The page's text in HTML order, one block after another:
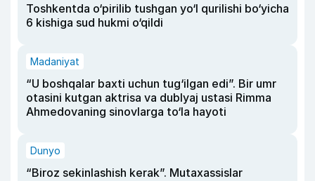
Toshkentda o‘pirilib tushgan yo‘l qurilishi bo‘yicha
6 kishiga sud hukmi o‘qildi
Madaniyat
“U boshqalar baxti uchun tug‘ilgan edi”. Bir umr
otasini kutgan aktrisa va dublyaj ustasi Rimma
Ahmedovaning sinovlarga to‘la hayoti
Dunyo
“Biroz sekinlashish kerak”. Mutaxassislar